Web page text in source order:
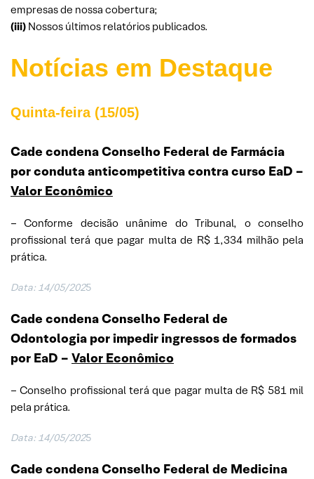
empresas de nossa cobertura;
(iii) Nossos últimos relatórios publicados.
Notícias em Destaque
Quinta-feira (15/05)
Cade condena Conselho Federal de Farmácia
por conduta anticompetitiva contra curso EaD –
Valor Econômico
– Conforme decisão unânime do Tribunal, o conselho
profissional terá que pagar multa de R$ 1,334 milhão pela
prática.
Data: 14/05/2025
Cade condena Conselho Federal de
Odontologia por impedir ingressos de formados
por EaD – Valor Econômico
– Conselho profissional terá que pagar multa de R$ 581 mil
pela prática.
Data: 14/05/2025
Cade condena Conselho Federal de Medicina